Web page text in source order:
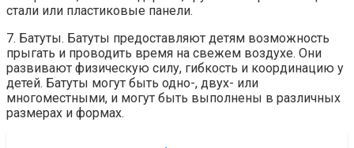
стали или пластиковые панели.
7. Батуты. Батуты предоставляют детям возможность
прыгать и проводить время на свежем воздухе. Они
развивают физическую силу, гибкость и координацию у
детей. Батуты могут быть одно-, двух- или
многоместными, и могут быть выполнены в различных
размерах и формах.